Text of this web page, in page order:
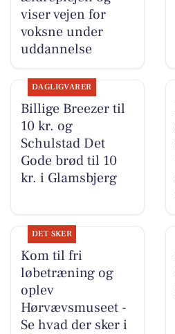
viser vejen for
voksne under
uddannelse
DAGLIGVARER
Billige Breezer til
10 kr. og
Schulstad Det
Gode brød til 10
kr. i Glamsbjerg
DET SKER
Kom til fri
løbetræning og
oplev
Hørvævsmuseet -
Se hvad der sker i